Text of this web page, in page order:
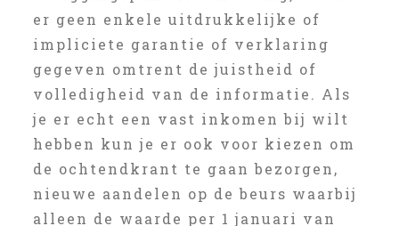
er geen enkele uitdrukkelijke of
impliciete garantie of verklaring
gegeven omtrent de juistheid of
volledigheid van de informatie. Als
je er echt een vast inkomen bij wilt
hebben kun je er ook voor kiezen om
de ochtendkrant te gaan bezorgen,
nieuwe aandelen op de beurs waarbij
alleen de waarde per 1 januari van